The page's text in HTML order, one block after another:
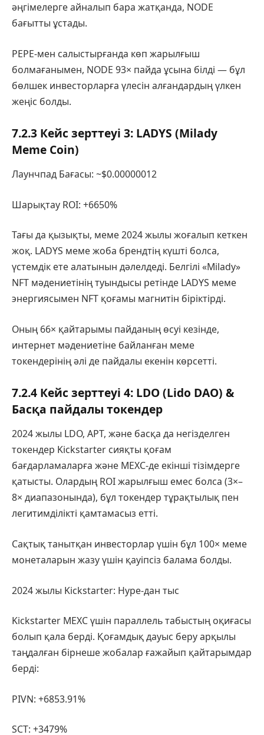
әңгімелерге айналып бара жатқанда, NODE
бағытты ұстады.
PEPE-мен салыстырғанда көп жарылғыш
болмағанымен, NODE 93× пайда ұсына білді — бұл
бөлшек инвесторларға үлесін алғандардың үлкен
жеңіс болды.
7.2.3 Кейс зерттеуі 3: LADYS (Milady
Meme Coin)
Лаунчпад Бағасы: ~$0.00000012
Шарықтау ROI: +6650%
Тағы да қызықты, меме 2024 жылы жоғалып кеткен
жоқ. LADYS меме жоба брендтің күшті болса,
үстемдік ете алатынын дәлелдеді. Белгілі «Milady»
NFT мәдениетінің туындысы ретінде LADYS меме
энергиясымен NFT қоғамы магнитін біріктірді.
Оның 66× қайтарымы пайданың өсуі кезінде,
интернет мәдениетіне байланған меме
токендерінің әлі де пайдалы екенін көрсетті.
7.2.4 Кейс зерттеуі 4: LDO (Lido DAO) &
Басқа пайдалы токендер
2024 жылы LDO, APT, және басқа да негізделген
токендер Kickstarter сияқты қоғам
бағдарламаларға және MEXC-де екінші тізімдерге
қатысты. Олардың ROI жарылғыш емес болса (3×–
8× диапазонында), бұл токендер тұрақтылық пен
легитимділікті қамтамасыз етті.
Сақтық танытқан инвесторлар үшін бұл 100× меме
монеталарын жазу үшін қауіпсіз балама болды.
2024 жылы Kickstarter: Hype-дан тыс
Kickstarter MEXC үшін параллель табыстың оқиғасы
болып қала берді. Қоғамдық дауыс беру арқылы
таңдалған бірнеше жобалар ғажайып қайтарымдар
берді:
PIVN: +6853.91%
SCT: +3479%